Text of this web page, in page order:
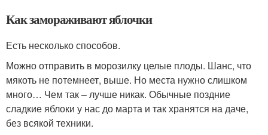
Как замораживают яблочки
Есть несколько способов.
Можно отправить в морозилку целые плоды. Шанс, что
мякоть не потемнеет, выше. Но места нужно слишком
много… Чем так – лучше никак. Обычные поздние
сладкие яблоки у нас до марта и так хранятся на даче,
без всякой техники.